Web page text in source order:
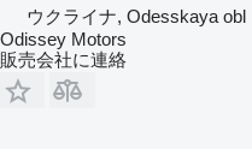
ウクライナ, Odesskaya obl
Odissey Motors
販売会社に連絡